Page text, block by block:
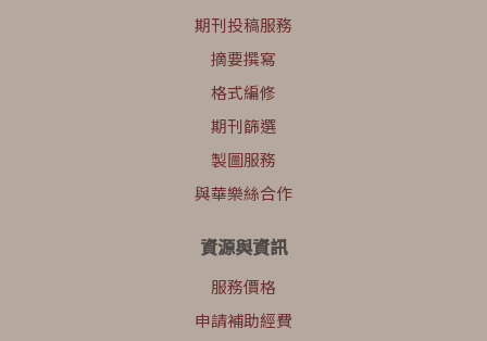
期刊投稿服務
摘要撰寫
格式編修
期刊篩選
製圖服務
與華樂絲合作
資源與資訊
服務價格
申請補助經費